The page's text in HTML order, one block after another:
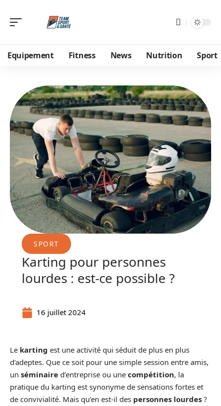
Equipement Fitness News Nutrition Sport
SPORT
Karting pour personnes
lourdes : est-ce possible ?
16 juillet 2024
Le karting est une activité qui séduit de plus en plus
d’adeptes. Que ce soit pour une simple session entre amis,
un séminaire d’entreprise ou une compétition, la
pratique du karting est synonyme de sensations fortes et
de convivialité. Mais qu’en est-il des personnes lourdes ?